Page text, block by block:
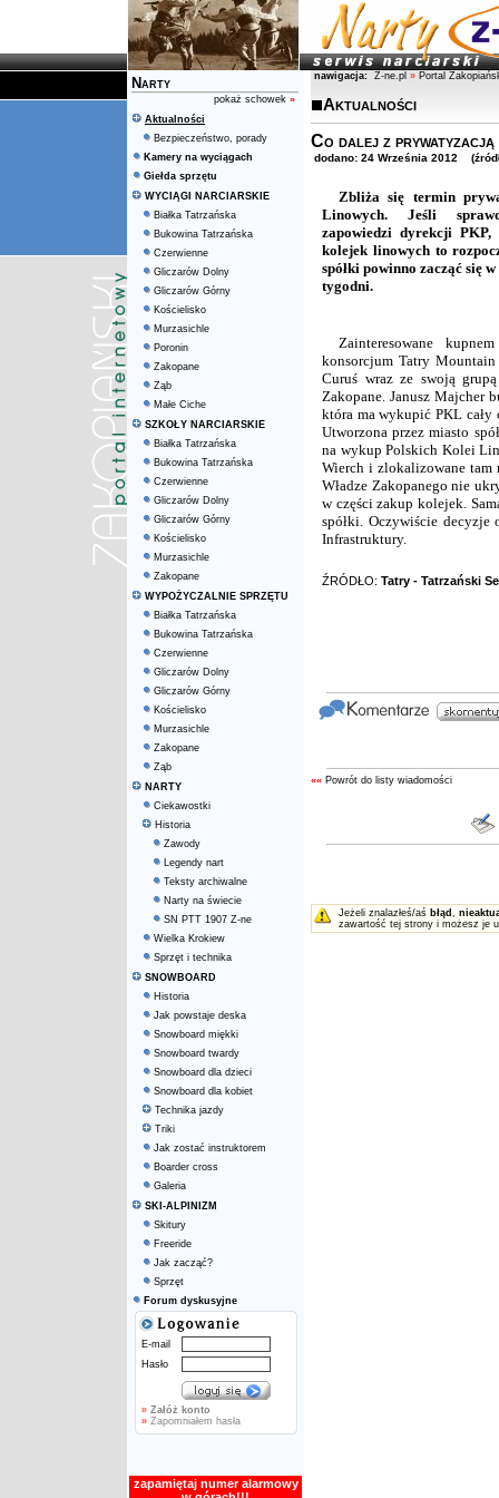
Narty
pokaż schowek »
Aktualności
Bezpieczeństwo, porady
Kamery na wyciągach
Giełda sprzętu
WYCIĄGI NARCIARSKIE
Białka Tatrzańska
Bukowina Tatrzańska
Czerwienne
Gliczarów Dolny
Gliczarów Górny
Kościelisko
Murzasichle
Poronin
Zakopane
Ząb
Małe Ciche
SZKOŁY NARCIARSKIE
Białka Tatrzańska
Bukowina Tatrzańska
Czerwienne
Gliczarów Dolny
Gliczarów Górny
Kościelisko
Murzasichle
Zakopane
WYPOŻYCZALNIE SPRZĘTU
Białka Tatrzańska
Bukowina Tatrzańska
Czerwienne
Gliczarów Dolny
Gliczarów Górny
Kościelisko
Murzasichle
Zakopane
Ząb
NARTY
Ciekawostki
Historia
Zawody
Legendy nart
Teksty archiwalne
Narty na świecie
SN PTT 1907 Z-ne
Wielka Krokiew
Sprzęt i technika
SNOWBOARD
Historia
Jak powstaje deska
Snowboard miękki
Snowboard twardy
Snowboard dla dzieci
Snowboard dla kobiet
Technika jazdy
Triki
Jak zostać instruktorem
Boarder cross
Galeria
SKI-ALPINIZM
Skitury
Freeride
Jak zacząć?
Sprzęt
Forum dyskusyjne
E-mail
Hasło
» Załóż konto
»Zapomniałem hasła
zapamiętaj numer alarmowy
nawigacja: Z-ne.pl » Portal
Aktualności
Co dalej z
dodano: 24 Września 2012
Zbliża się termin
Linowych. Jeśli
zapowiedzi dyrekcji PKP,
kolejek linowych to
spółki powinno zacząć się
tygodni.
Zainteresowane
konsorcjum Tatry Mountain
Curuś wraz ze swoją
Zakopane. Janusz Majcher
która ma wykupić PKL cały
Utworzona przez miasto
na wykup Polskich Kolei
Wierch i zlokalizowane tam
Władze Zakopanego nie
w części zakup kolejek.
spółki. Oczywiście
Infrastruktury.
ŹRÓDŁO: Tatry - Tatrzański
«« Powrót do listy wiadomości
Jeżeli znalazłeś/aś błąd ,
zawartość tej strony i możesz je